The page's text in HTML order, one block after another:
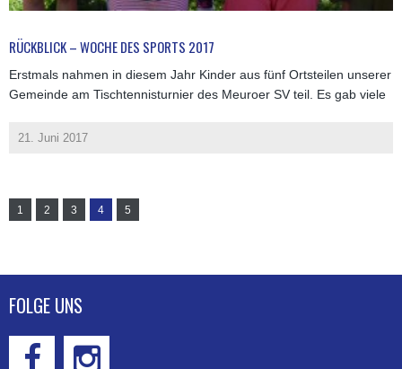
RÜCKBLICK – WOCHE DES SPORTS 2017
Erstmals nahmen in diesem Jahr Kinder aus fünf Ortsteilen unserer
Gemeinde am Tischtennisturnier des Meuroer SV teil. Es gab viele
21. Juni 2017
1 2 3 4 5
FOLGE UNS